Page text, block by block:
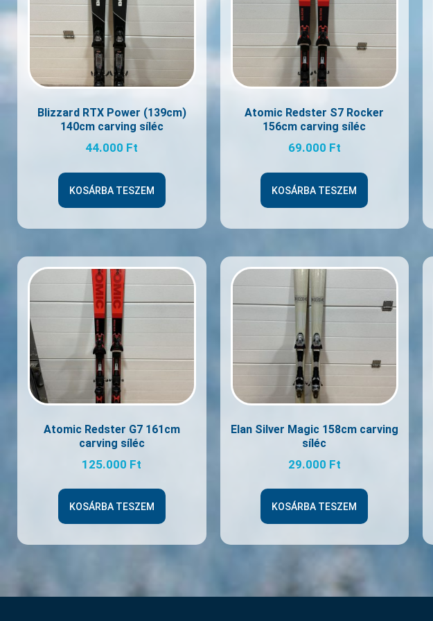
Blizzard RTX Power (139cm)
140cm carving síléc
44.000 Ft
KOSÁRBA TESZEM
Atomic Redster S7 Rocker
156cm carving síléc
69.000 Ft
KOSÁRBA TESZEM
Atomic Redster G7 161cm
carving síléc
125.000 Ft
KOSÁRBA TESZEM
Elan Silver Magic 158cm carving
síléc
29.000 Ft
KOSÁRBA TESZEM